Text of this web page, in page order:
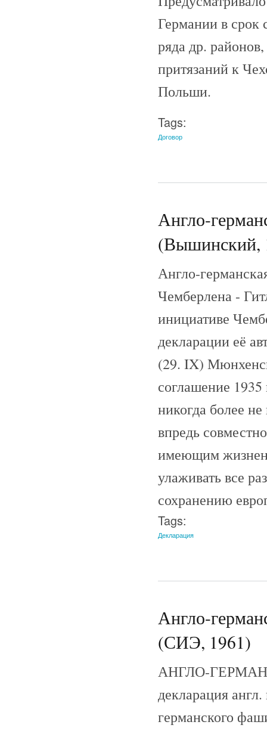
Германии в срок
ряда др.
притязаний к
Польши.
Tags:
Договор
Англо-
(Вышинский,
Англо-
Чемберлена -
инициативе
декларации её
(29. IX)
соглашение
никогда более
впредь
имеющим
улаживать все
сохранению
Tags:
Декларация
Англо-
(СИЭ, 1961)
АНГЛО-
декларация
германского